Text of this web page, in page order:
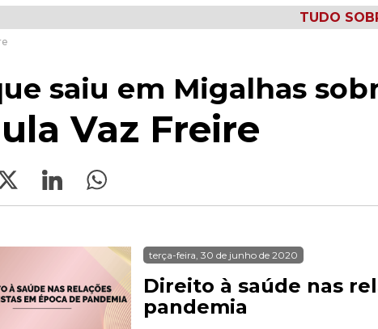
TUDO
saiu em Migalhas
Vaz Freire
terça-feira, 30 de junho de 2020
Direito à saúde nas
pandemia